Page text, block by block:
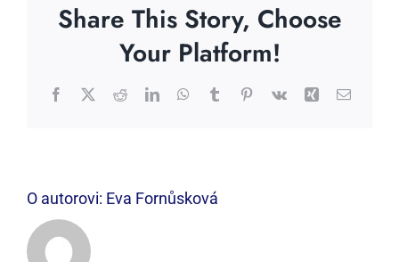
Share This Story, Choose
Your Platform!
Facebook
X RedditLinkedInWhatsApp
TumblrPinterest
Vk Xing E-
O autorovi: Eva Fornůsková